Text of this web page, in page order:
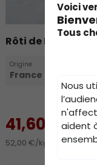
Rôti de Porc Noir
Origine
France
41,60 €
52,00 €/kg
Voici
Tous
Nous
aident